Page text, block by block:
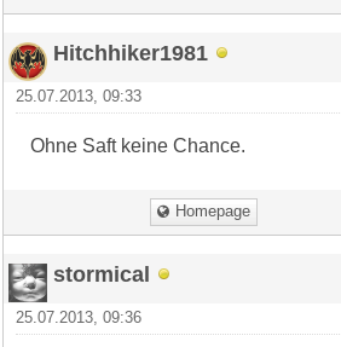
Hitchhiker1981
25.07.2013, 09:33
Ohne Saft keine Chance.
Homepage
stormical
25.07.2013, 09:36